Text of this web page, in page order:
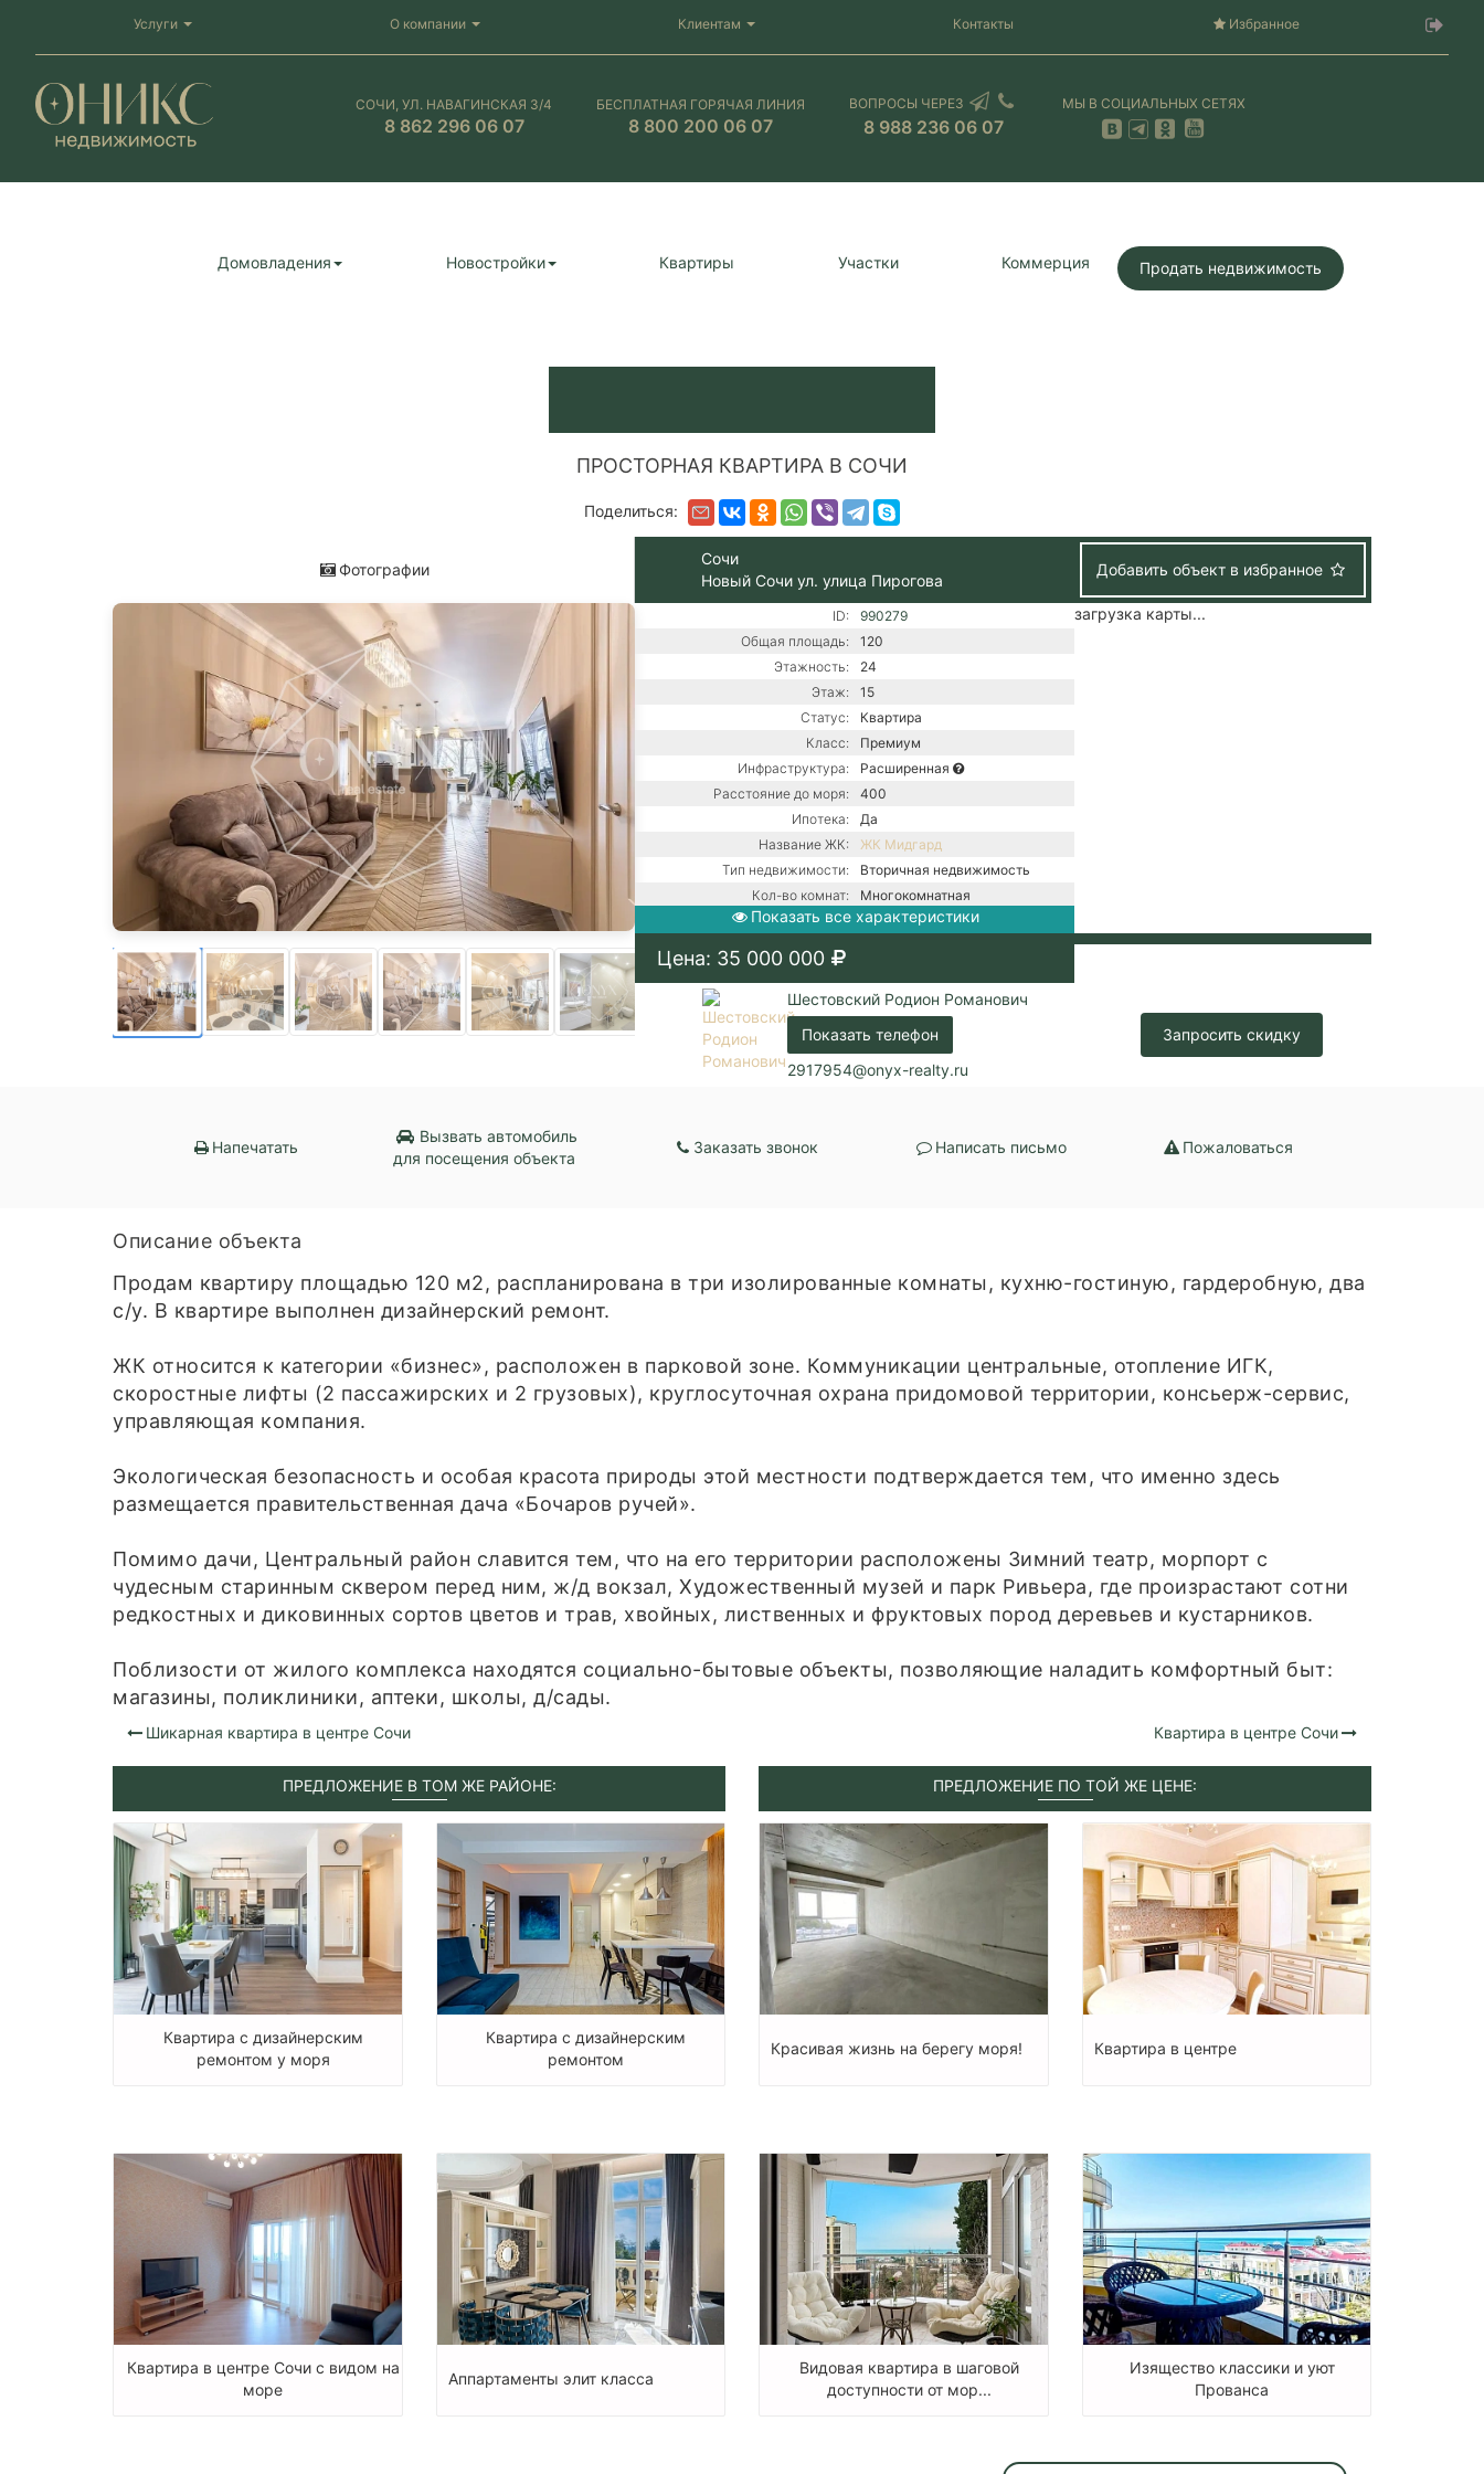
Услуги О компании Клиентам Контакты Избранное
СОЧИ, УЛ. НАВАГИНСКАЯ 3/4
8 862 296 06 07
БЕСПЛАТНАЯ ГОРЯЧАЯ ЛИНИЯ
8 800 200 06 07
ВОПРОСЫ ЧЕРЕЗ
8 988 236 06 07
МЫ В СОЦИАЛЬНЫХ СЕТЯХ
Домовладения Новостройки Квартиры Участки Коммерция Продать недвижимость
ПРОСТОРНАЯ КВАРТИРА В СОЧИ
Поделиться:
Фотографии
Сочи
Новый Сочи ул. улица Пирогова
Добавить объект в избранное
ID:
990279
Общая площадь:
120
Этажность:
24
Этаж:
15
Статус:
Квартира
Класс:
Премиум
Инфраструктура:
Расширенная
Расстояние до моря:
400
Ипотека:
Да
Название ЖК:
ЖК Мидгард
Тип недвижимости:
Вторичная недвижимость
Кол-во комнат:
Многокомнатная
Тип дома:
Монолитный
Ремонт:
Балкон:
Есть
Коммуникации:
Газовый котел / Центральная
канализация / Центральное
водоснабжение
Подземная
Показать все характеристики
загрузка карты...
Цена: 35 000 000
Шестовский Родион Романович
Показать телефон
2917954@onyx-realty.ru
Запросить скидку
Напечатать
Вызвать автомобиль
для посещения объекта
Заказать звонок Написать письмо Пожаловаться
Описание объекта
Продам квартиру площадью 120 м2, распланирована в три изолированные комнаты, кухню-гостиную, гардеробную, два
с/у. В квартире выполнен дизайнерский ремонт.
ЖК относится к категории «бизнес», расположен в парковой зоне. Коммуникации центральные, отопление ИГК,
скоростные лифты (2 пассажирских и 2 грузовых), круглосуточная охрана придомовой территории, консьерж-сервис,
управляющая компания.
Экологическая безопасность и особая красота природы этой местности подтверждается тем, что именно здесь
размещается правительственная дача «Бочаров ручей».
Помимо дачи, Центральный район славится тем, что на его территории расположены Зимний театр, морпорт с
чудесным старинным сквером перед ним, ж/д вокзал, Художественный музей и парк Ривьера, где произрастают сотни
редкостных и диковинных сортов цветов и трав, хвойных, лиственных и фруктовых пород деревьев и кустарников.
Поблизости от жилого комплекса находятся социально-бытовые объекты, позволяющие наладить комфортный быт:
магазины, поликлиники, аптеки, школы, д/сады.
Шикарная квартира в центре Сочи Квартира в центре Сочи
ПРЕДЛОЖЕНИЕ В ТОМ ЖЕ РАЙОНЕ:
Квартира с дизайнерским
ремонтом у моря
Квартира с дизайнерским
ремонтом
Квартира в центре Сочи с видом на
море
Аппартаменты элит класса
ПРЕДЛОЖЕНИЕ ПО ТОЙ ЖЕ ЦЕНЕ:
Красивая жизнь на берегу моря! Квартира в центре
Видовая квартира в шаговой
доступности от мор...
Изящество классики и уют
Прованса